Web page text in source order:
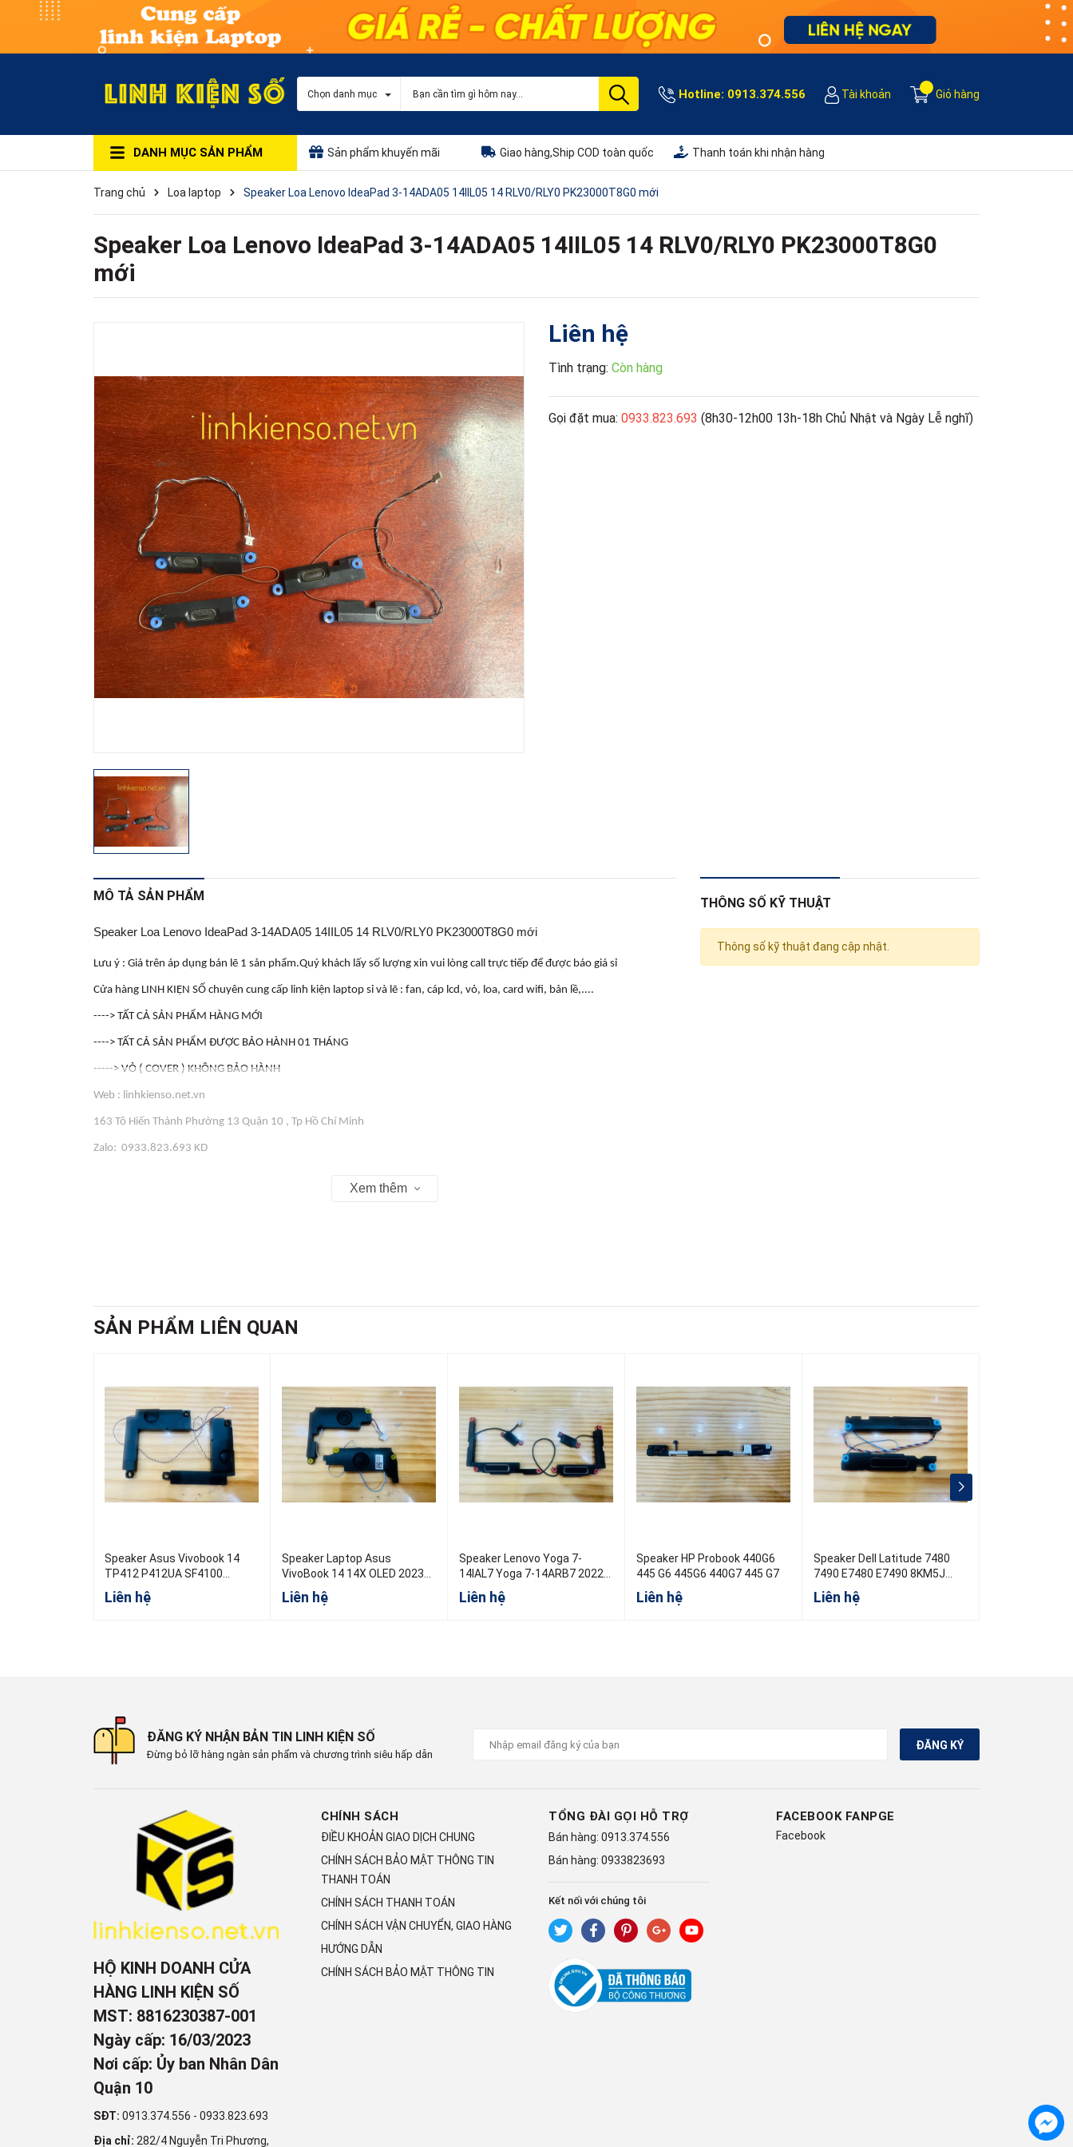
Chọn danh mục Hotline: 0913.374.556 Tài khoản Giỏ hàng
DANH MỤC SẢN PHẨM Sản phẩm khuyến mãi Giao hàng,Ship COD toàn quốc Thanh toán khi nhận hàng
Trang chủ Loa laptop Speaker Loa Lenovo IdeaPad 3-14ADA05 14IIL05 14 RLV0/RLY0 PK23000T8G0 mới
Speaker Loa Lenovo IdeaPad 3-14ADA05 14IIL05 14 RLV0/RLY0 PK23000T8G0
mới
Liên hệ
Tình trạng: Còn hàng
Gọi đặt mua: 0933.823.693 (8h30-12h00 13h-18h Chủ Nhật và Ngày Lễ nghĩ)
MÔ TẢ SẢN PHẨM
Speaker Loa Lenovo IdeaPad 3-14ADA05 14IIL05 14 RLV0/RLY0 PK23000T8G0 mới
Lưu ý : Giá trên áp dụng bán lẽ 1 sản phẩm.Quý khách lấy số lượng xin vui lòng call trực tiếp để được báo giá sỉ
Cửa hàng LINH KIỆN SỐ chuyên cung cấp linh kiện laptop sỉ và lẽ : fan, cáp lcd, vỏ, loa, card wifi, bản lề,....
----> TẤT CẢ SẢN PHẨM HÀNG MỚI
----> TẤT CẢ SẢN PHẨM ĐƯỢC BẢO HÀNH 01 THÁNG
-----> VỎ ( COVER ) KHÔNG BẢO HÀNH
Web : linhkienso.net.vn
163 Tô Hiến Thành Phường 13 Quận 10 , Tp Hồ Chí Minh
Zalo: 0933.823.693 KD
Xem thêm
THÔNG SỐ KỸ THUẬT
Thông số kỹ thuật đang cập nhật.
SẢN PHẨM LIÊN QUAN
Speaker Asus Vivobook 14
TP412 P412UA SF4100
TP412F TP412 TP412UA
Liên hệ
Speaker Laptop Asus
VivoBook 14 14X OLED 2023
X1404
Liên hệ
Speaker Lenovo Yoga 7-
14IAL7 Yoga 7-14ARB7 2022
5SB0S31984
Liên hệ
Speaker HP Probook 440G6
445 G6 445G6 440G7 445 G7
Liên hệ
Speaker Dell Latitude 7480
7490 E7480 E7490 8KM5J
8KM5J
Liên hệ
ĐĂNG KÝ NHẬN BẢN TIN LINH KIỆN SỐ
Đừng bỏ lỡ hàng ngàn sản phẩm và chương trình siêu hấp dẫn
ĐĂNG KÝ
HỘ KINH DOANH CỬA
HÀNG LINH KIỆN SỐ
MST: 8816230387-001
Ngày cấp: 16/03/2023
Nơi cấp: Ủy ban Nhân Dân
Quận 10
SĐT: 0913.374.556 - 0933.823.693
Địa chỉ: 282/4 Nguyễn Tri Phương,
CHÍNH SÁCH
ĐIỀU KHOẢN GIAO DỊCH CHUNG
CHÍNH SÁCH BẢO MẬT THÔNG TIN
THANH TOÁN
CHÍNH SÁCH THANH TOÁN
CHÍNH SÁCH VẬN CHUYỂN, GIAO HÀNG
HƯỚNG DẪN
CHÍNH SÁCH BẢO MẬT THÔNG TIN
TỔNG ĐÀI GỌI HỖ TRỢ
Bán hàng: 0913.374.556
Bán hàng: 0933823693
Kết nối với chúng tôi
FACEBOOK FANPGE
Facebook